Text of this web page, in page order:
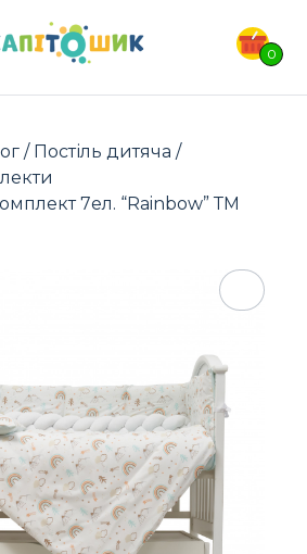
0
ТОВАРІВ:
/ Постіль дитяча /
7ел. “Rainbow” ТМ